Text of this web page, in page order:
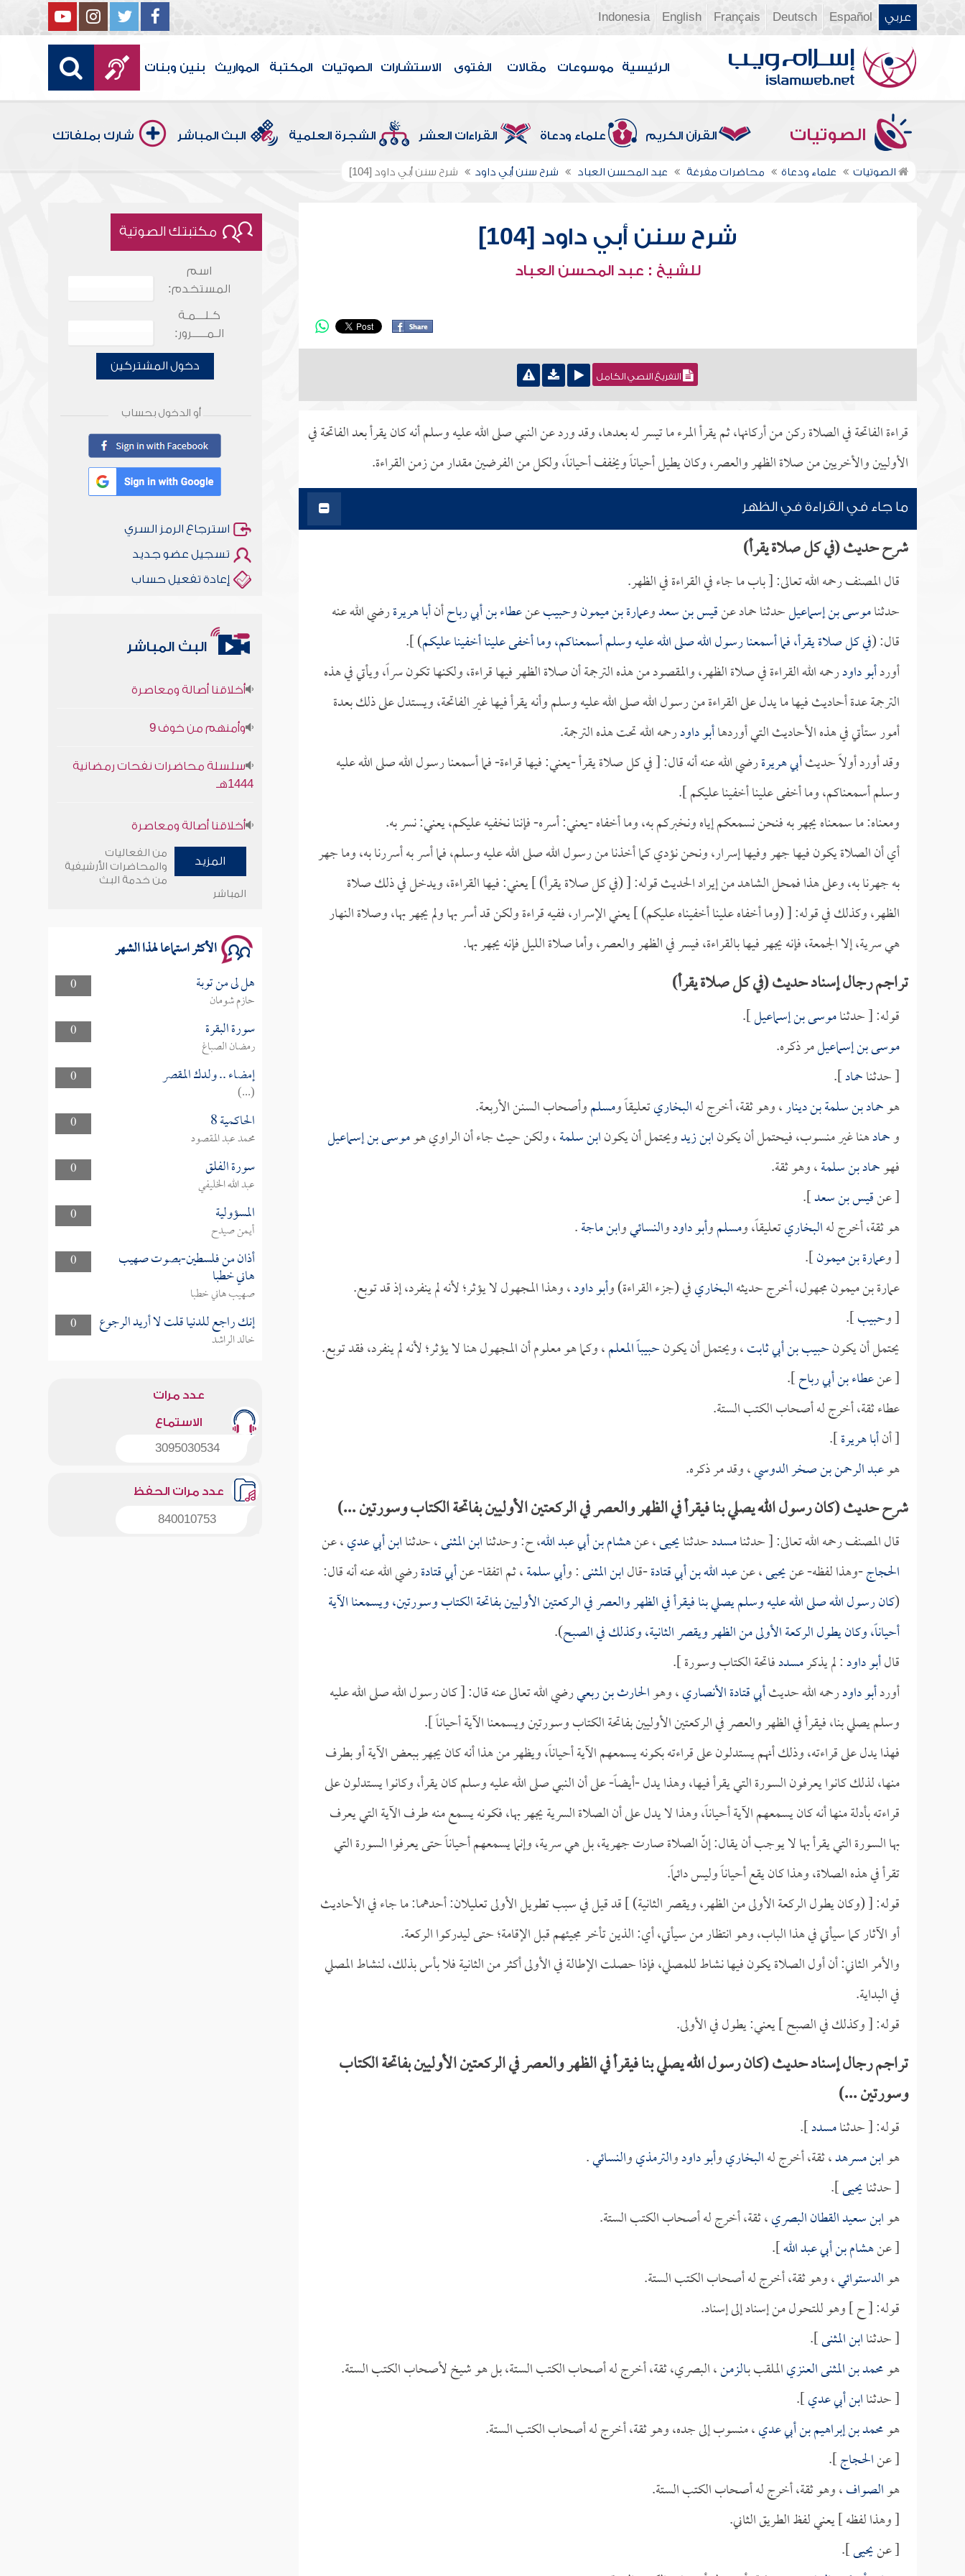
عربي Español
Deutsch
Français
English
Indonesia
الرئيسية موسوعات مقالات الفتوى الاستشارات الصوتيات المكتبة المواريث بنين وبنات
الصوتيات القرآن الكريم علماء ودعاة القراءات العشر الشجرة العلمية البث المباشر شارك بملفاتك
الصوتيات علماء ودعاة محاضرات مفرغة عبد المحسن العباد شرح سنن أبي داود شرح سنن أبي داود [104]
شرح سنن أبي داود [104]
للشيخ : عبد المحسن العباد
التفريغ النصي الكامل
قراءة الفاتحة في الصلاة ركن من أركانها، ثم يقرأ المرء ما تيسر له بعدها، وقد ورد عن النبي صلى الله عليه وسلم أنه كان يقرأ بعد الفاتحة في
الأوليين والأخريين من صلاة الظهر والعصر، وكان يطيل أحياناً ويخفف أحياناً، ولكل من الفرضين مقدار من زمن القراءة.
ما جاء في القراءة في الظهر
شرح حديث (في كل صلاة يقرأ)
قال المصنف رحمه الله تعالى: [ باب ما جاء في القراءة في الظهر.
حدثناموسى بن إسماعيلحدثنا حماد عنقيس بن سعدوعمارة بن ميمونوحبيبعنعطاء بن أبي رباحأنأبا هريرةرضي الله عنه
قال: (في كل صلاة يقرأ، فما أسمعنا رسول الله صلى الله عليه وسلم أسمعناكم، وما أخفى علينا أخفينا عليكم) ].
أوردأبو داودرحمه الله القراءة في صلاة الظهر، والمقصود من هذه الترجمة أن صلاة الظهر فيها قراءة، ولكنها تكون سراً، ويأتي في هذه
الترجمة عدة أحاديث فيها ما يدل على القراءة من رسول الله صلى الله عليه وسلم وأنه يقرأ فيها غير الفاتحة، ويستدل على ذلك بعدة
أمور ستأتي في هذه الأحاديث التي أوردهاأبو داودرحمه الله تحت هذه الترجمة.
وقد أورد أولاً حديثأبي هريرةرضي الله عنه أنه قال: [ في كل صلاة يقرأ -يعني: فيها قراءة- فما أسمعنا رسول الله صلى الله عليه
وسلم أسمعناكم، وما أخفى علينا أخفينا عليكم ].
ومعناه: ما سمعناه يجهر به فنحن نسمعكم إياه ونخبركم به، وما أخفاه -يعني: أسره- فإننا نخفيه عليكم، يعني: نسر به.
أي أن الصلاة يكون فيها جهر وفيها إسرار، ونحن نؤدي كما أخذنا من رسول الله صلى الله عليه وسلم، فما أسر به أسررنا به، وما جهر
به جهرنا به، وعلى هذا فمحل الشاهد من إيراد الحديث قوله: [ (في كل صلاة يقرأ) ] يعني: فيها القراءة، ويدخل في ذلك صلاة
الظهر، وكذلك في قوله: [ (وما أخفاه علينا أخفيناه عليكم) ] يعني الإسرار، ففيه قراءة ولكن قد أسر بها ولم يجهر بها، وصلاة النهار
هي سرية، إلا الجمعة، فإنه يجهر فيها بالقراءة، فيسر في الظهر والعصر، وأما صلاة الليل فإنه يجهر بها.
تراجم رجال إسناد حديث (في كل صلاة يقرأ)
قوله: [ حدثناموسى بن إسماعيل].
موسى بن إسماعيلمر ذكره.
[ حدثناحماد].
هوحماد بن سلمة بن دينار، وهو ثقة، أخرج لهالبخاريتعليقاً ومسلموأصحاب السنن الأربعة.
وحمادهنا غير منسوب، فيحتمل أن يكونابن زيدويحتمل أن يكونابن سلمة، ولكن حيث جاء أن الراوي هوموسى بن إسماعيل
فهوحماد بن سلمة، وهو ثقة.
[ عنقيس بن سعد].
هو ثقة، أخرج لهالبخاريتعليقاً، ومسلموأبو داودوالنسائيوابن ماجة.
[ وعمارة بن ميمون].
عمارة بن ميمون مجهول، أخرج حديثهالبخاريفي (جزء القراءة) وأبو داود، وهذا المجهول لا يؤثر؛ لأنه لم ينفرد، إذ قد توبع.
[ وحبيب].
يحتمل أن يكونحبيب بن أبي ثابت، ويحتمل أن يكونحبيباً المعلم، وكما هو معلوم أن المجهول هنا لا يؤثر؛ لأنه لم ينفرد، فقد توبع.
[ عنعطاء بن أبي رباح].
عطاء ثقة، أخرج له أصحاب الكتب الستة.
[ أنأبا هريرة].
هوعبد الرحمن بن صخر الدوسي، وقد مر ذكره.
شرح حديث (كان رسول الله يصلي بنا فيقرأ في الظهر والعصر في الركعتين الأوليين بفاتحة الكتاب وسورتين ...)
قال المصنف رحمه الله تعالى: [ حدثنامسددحدثنايحيى، عنهشام بن أبي عبد الله، ح: وحدثناابن المثنى، حدثناابن أبي عدي، عن
الحجاج-وهذا لفظه- عنيحيى، عنعبد الله بن أبي قتادة-قالابن المثنى: وأبي سلمة، ثم اتفقا- عنأبي قتادةرضي الله عنه أنه قال:
(كان رسول الله صلى الله عليه وسلم يصلي بنا فيقرأ في الظهر والعصر في الركعتين الأوليين بفاتحة الكتاب وسورتين، ويسمعنا الآية
أحياناً، وكان يطول الركعة الأولى من الظهر ويقصر الثانية، وكذلك في الصبح).
قالأبو داود: لم يذكرمسددفاتحة الكتاب وسورة ].
أوردأبو داودرحمه الله حديثأبي قتادة الأنصاري، وهوالحارث بن ربعيرضي الله تعالى عنه قال: [ كان رسول الله صلى الله عليه
وسلم يصلي بنا، فيقرأ في الظهر والعصر في الركعتين الأوليين بفاتحة الكتاب وسورتين ويسمعنا الآية أحياناً ].
فهذا يدل على قراءته، وذلك أنهم يستدلون على قراءته بكونه يسمعهم الآية أحياناً، ويظهر من هذا أنه كان يجهر ببعض الآية أو بطرف
منها، لذلك كانوا يعرفون السورة التي يقرأ فيها، وهذا يدل -أيضاً- على أن النبي صلى الله عليه وسلم كان يقرأ، وكانوا يستدلون على
قراءته بأدلة منها أنه كان يسمعهم الآية أحياناً، وهذا لا يدل على أن الصلاة السرية يجهر بها، فكونه يسمع منه طرف الآية التي يعرف
بها السورة التي يقرأ بها لا يوجب أن يقال: إنّ الصلاة صارت جهرية، بل هي سرية، وإنما يسمعهم أحياناً حتى يعرفوا السورة التي
تقرأ في هذه الصلاة، وهذا كان يقع أحياناً وليس دائماً.
قوله: [ (وكان يطول الركعة الأولى من الظهر، ويقصر الثانية) ] قد قيل في سبب تطويل الأولى تعليلان: أحدهما: ما جاء في الأحاديث
أو الآثار كما سيأتي في هذا الباب، وهو انتظار من سيأتي، أي: الذين تأخر مجيئهم قبل الإقامة؛ حتى ليدركوا الركعة.
والأمر الثاني: أن أول الصلاة يكون فيها نشاط للمصلي، فإذا حصلت الإطالة في الأولى أكثر من الثانية فلا بأس بذلك، لنشاط المصلي
في البداية.
قوله: [ وكذلك في الصبح ] يعني: يطول في الأولى.
تراجم رجال إسناد حديث (كان رسول الله يصلي بنا فيقرأ في الظهر والعصر في الركعتين الأوليين بفاتحة الكتاب
وسورتين ...)
قوله: [ حدثنامسدد].
هوابن مسرهد، ثقة، أخرج لهالبخاريوأبو داودوالترمذيوالنسائي.
[ حدثنايحيى].
هوابن سعيد القطان البصري، ثقة، أخرج له أصحاب الكتب الستة.
[ عنهشام بن أبي عبد الله].
هوالدستوائي، وهو ثقة، أخرج له أصحاب الكتب الستة.
قوله: [ ح ] وهو للتحول من إسناد إلى إسناد.
[ حدثناابن المثنى].
هومحمد بن المثنى العنزيالملقب بـالزمن، البصري، ثقة، أخرج له أصحاب الكتب الستة، بل هو شيخ لأصحاب الكتب الستة.
[ حدثناابن أبي عدي].
هومحمد بن إبراهيم بن أبي عدي، منسوب إلى جده، وهو ثقة، أخرج له أصحاب الكتب الستة.
[ عنالحجاج].
هوالصواف، وهو ثقة، أخرج له أصحاب الكتب الستة.
[ وهذا لفظه ] يعني لفظ الطريق الثاني.
[ عنيحيى].
مكتبتك الصوتية
اسم
المستخدم:
كـلـــمـة
الـمـــــرور:
دخول المشتركين
أو الدخول بحساب
استرجاع الرمز السري
تسجيل عضو جديد
إعادة تفعيل حساب
البث المباشر
1444هـ
سلسلة محاضرات نفحات رمضانية
1444هـ
المزيد
من الفعاليات
والمحاضرات الأرشيفية
من خدمة البث
المباشر
الأكثر استماعا لهذا الشهر
0 هل لى من توبة
حازم شومان
0
سورة البقرة
رمضان الصباغ
0
إمضاء .. ولدك المقصر
(...)
0
الحاكمية 8
محمد عبد المقصود
0
سورة الفلق
عبد الله الخليفي
0
المسؤولية
أيمن صيدح
0
أذان من فلسطين-بصوت صهيب
هاني خطبا
صهيب هاني خطبا
0
إنك راجع للدنيا قلت لا أريد الرجوع
خالد الراشد
عدد مرات
الاستماع
3095030534
عدد مرات الحفظ
840010753